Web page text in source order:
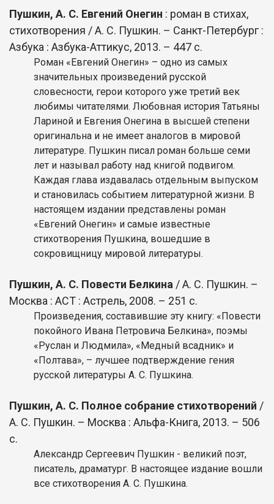
Пушкин, А. С. Евгений Онегин : роман в стихах,
стихотворения / А. С. Пушкин. – Санкт-Петербург :
Азбука : Азбука-Аттикус, 2013. – 447 с.
Роман «Евгений Онегин» – одно из самых
значительных произведений русской
словесности, герои которого уже третий век
любимы читателями. Любовная история Татьяны
Лариной и Евгения Онегина в высшей степени
оригинальна и не имеет аналогов в мировой
литературе. Пушкин писал роман больше семи
лет и называл работу над книгой подвигом.
Каждая глава издавалась отдельным выпуском
и становилась событием литературной жизни. В
настоящем издании представлены роман
«Евгений Онегин» и самые известные
стихотворения Пушкина, вошедшие в
сокровищницу мировой литературы.
Пушкин, А. С. Повести Белкина / А. С. Пушкин. –
Москва : АСТ : Астрель, 2008. – 251 с.
Произведения, составившие эту книгу: «Повести
покойного Ивана Петровича Белкина», поэмы
«Руслан и Людмила», «Медный всадник» и
«Полтава», – лучшее подтверждение гения
русской литературы А. С. Пушкина.
Пушкин, А. С. Полное собрание стихотворений /
А. С. Пушкин. – Москва : Альфа-Книга, 2013. – 506
с.
Александр Сергеевич Пушкин - великий поэт,
писатель, драматург. В настоящее издание вошли
все стихотворения А. С. Пушкина.